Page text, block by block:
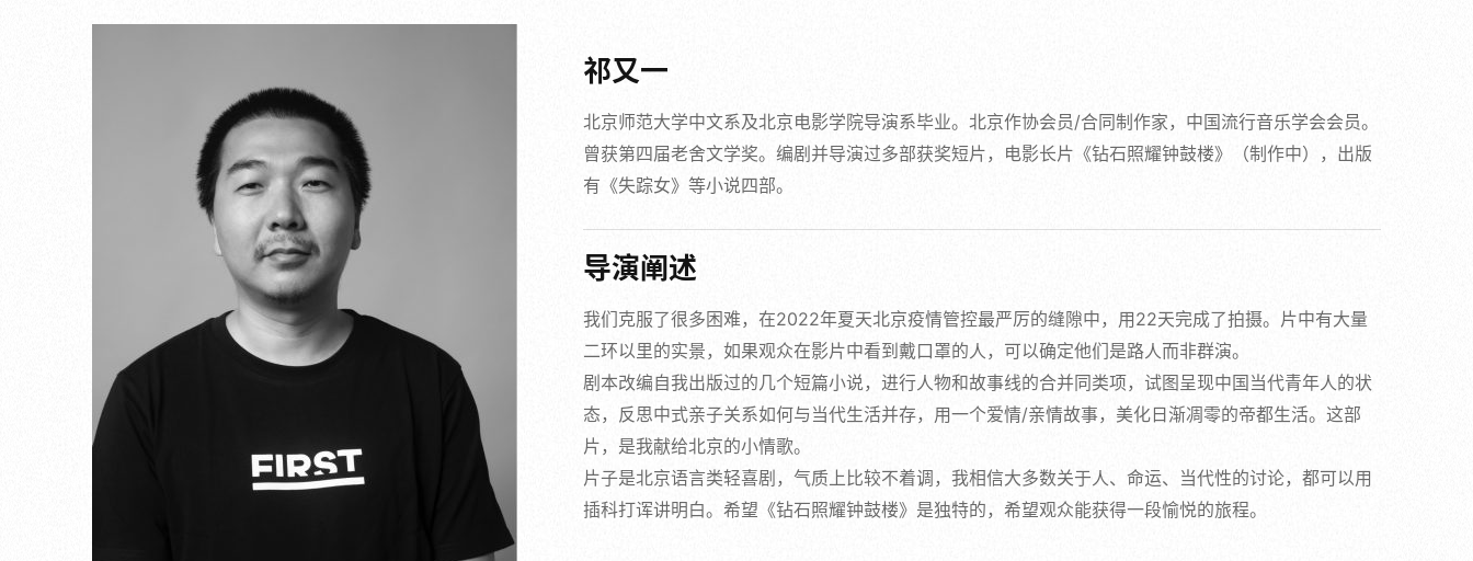
祁又一
北京师范大学中文系及北京电影学院导演系毕业。北京作协会员/合同制作家，中国流行音乐学会会员。
曾获第四届老舍文学奖。编剧并导演过多部获奖短片，电影长片《钻石照耀钟鼓楼》（制作中），出版
有《失踪女》等小说四部。
导演阐述
我们克服了很多困难，在2022年夏天北京疫情管控最严厉的缝隙中，用22天完成了拍摄。片中有大量
二环以里的实景，如果观众在影片中看到戴口罩的人，可以确定他们是路人而非群演。
剧本改编自我出版过的几个短篇小说，进行人物和故事线的合并同类项，试图呈现中国当代青年人的状
态，反思中式亲子关系如何与当代生活并存，用一个爱情/亲情故事，美化日渐凋零的帝都生活。这部
片，是我献给北京的小情歌。
片子是北京语言类轻喜剧，气质上比较不着调，我相信大多数关于人、命运、当代性的讨论，都可以用
插科打诨讲明白。希望《钻石照耀钟鼓楼》是独特的，希望观众能获得一段愉悦的旅程。